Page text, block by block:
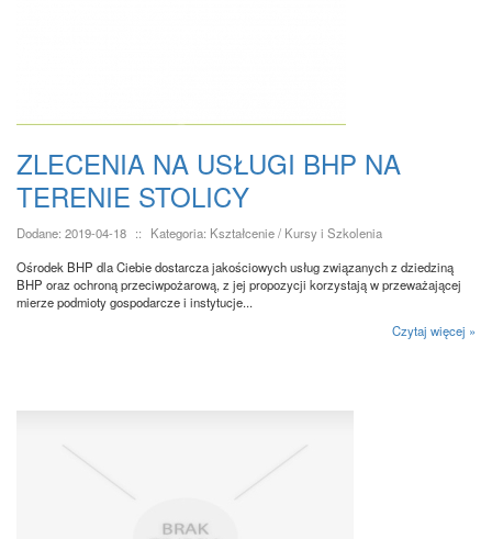
ZLECENIA NA USŁUGI BHP NA
TERENIE STOLICY
Dodane: 2019-04-18 ::
Kategoria: Kształcenie / Kursy i Szkolenia
Ośrodek BHP dla Ciebie dostarcza jakościowych usług związanych z dziedziną
BHP oraz ochroną przeciwpożarową, z jej propozycji korzystają w przeważającej
mierze podmioty gospodarcze i instytucje...
Czytaj więcej »